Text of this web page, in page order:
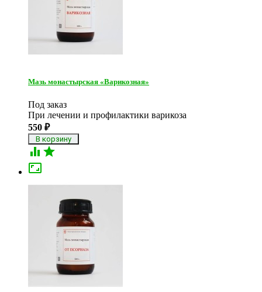
Мазь монастырская «Варикозная»
Под заказ
При лечении и профилактики варикоза
550 ₽
 
